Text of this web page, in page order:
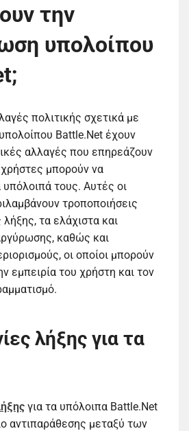
την
υπολοίπου
πολιτικής σχετικά με
Battle.Net έχουν
αλλαγές που επηρεάζουν
μπορούν να
υπόλοιπά τους. Αυτές οι
τροποποιήσεις
τα ελάχιστα και
καθώς και
οι οποίοι μπορούν
εμπειρία του χρήστη και τον
λήξης για τα
για τα υπόλοιπα Battle.Net
αντιπαράθεσης μεταξύ των